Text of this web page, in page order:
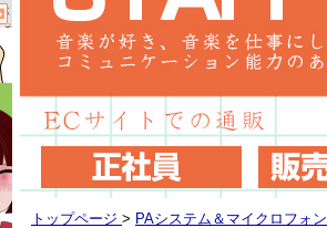
トップページ > PAシステム＆マイクロフォン